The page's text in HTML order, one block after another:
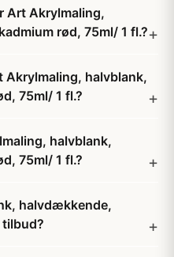
Art Akrylmaling,
rød, 75ml/ 1 fl.?
Akrylmaling, halvblank,
75ml/ 1 fl.?
halvblank,
75ml/ 1 fl.?
halvdækkende,
tilbud?